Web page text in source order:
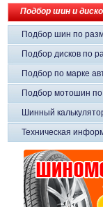
Подбор шин и
Подбор шин по
Подбор дисков по
Подбор по марке
Подбор мотошин
Шинный
Техническая